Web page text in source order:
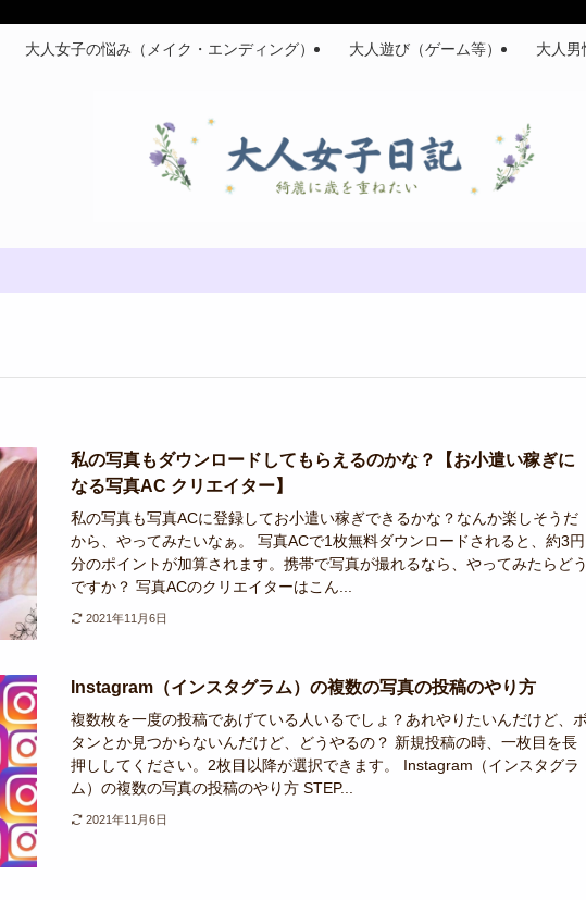
大人女子の悩み（メイク・エンディング） 大人遊び（ゲーム等） 大人男
私の写真もダウンロードしてもらえるのかな？【お小遣い稼ぎに
なる写真AC クリエイター】
私の写真も写真ACに登録してお小遣い稼ぎできるかな？なんか楽しそうだ
から、やってみたいなぁ。 写真ACで1枚無料ダウンロードされると、約3円
分のポイントが加算されます。携帯で写真が撮れるなら、やってみたらど
ですか？ 写真ACのクリエイターはこん...
2021年11月6日
Instagram（インスタグラム）の複数の写真の投稿のやり方
複数枚を一度の投稿であげている人いるでしょ？あれやりたいんだけど、
タンとか見つからないんだけど、どうやるの？ 新規投稿の時、一枚目を長
押ししてください。2枚目以降が選択できます。 Instagram（インスタグラ
ム）の複数の写真の投稿のやり方 STEP...
2021年11月6日